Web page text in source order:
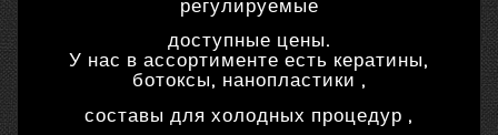
регулируемые
доступные цены.
У нас в ассортименте есть кератины,
ботоксы, нанопластики ,
составы для холодных процедур ,